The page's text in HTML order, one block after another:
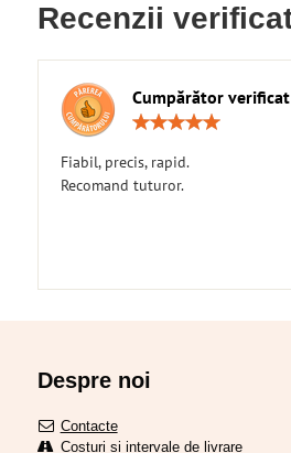
Recenzii
Cumpărător verificat
Fiabil, precis, rapid.
Recomand tuturor.
Despre noi
Contacte
Costuri și intervale de livrare